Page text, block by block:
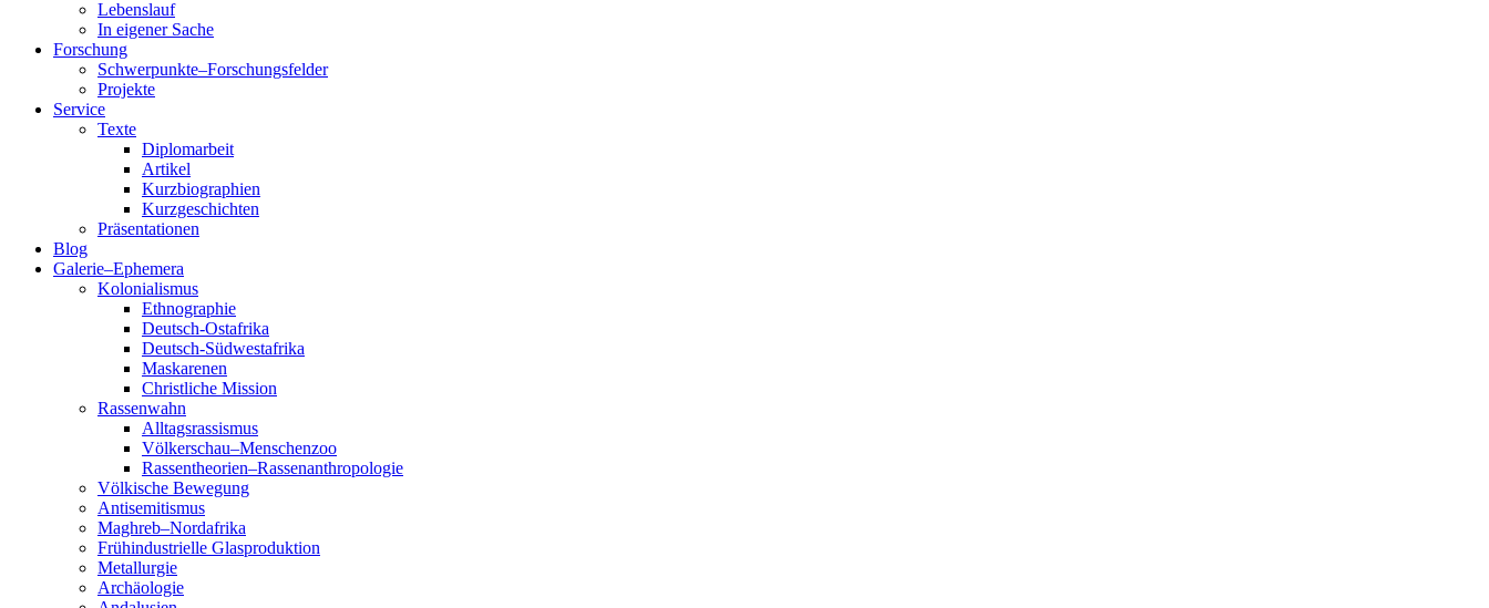
Lebenslauf
In eigener Sache
Forschung
Schwerpunkte–Forschungsfelder
Projekte
Service
Texte
Diplomarbeit
Artikel
Kurzbiographien
Kurzgeschichten
Präsentationen
Blog
Galerie–Ephemera
Kolonialismus
Ethnographie
Deutsch-Ostafrika
Deutsch-Südwestafrika
Maskarenen
Christliche Mission
Rassenwahn
Alltagsrassismus
Völkerschau–Menschenzoo
Rassentheorien–Rassenanthropologie
Völkische Bewegung
Antisemitismus
Maghreb–Nordafrika
Frühindustrielle Glasproduktion
Metallurgie
Archäologie